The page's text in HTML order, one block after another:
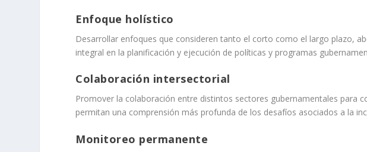
Enfoque holístico
Desarrollar enfoques que consideren tanto el corto como el largo plazo,
integral en la planificación y ejecución de políticas y programas
Colaboración intersectorial
Promover la colaboración entre distintos sectores gubernamentales para
permitan una comprensión más profunda de los desafíos asociados a la
Monitoreo permanente